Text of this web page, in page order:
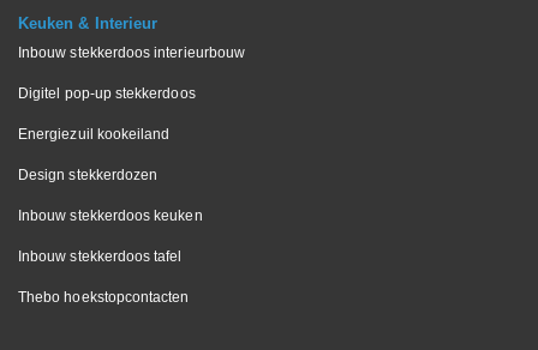
Keuken & Interieur
Inbouw stekkerdoos interieurbouw
Digitel pop-up stekkerdoos
Energiezuil kookeiland
Design stekkerdozen
Inbouw stekkerdoos keuken
Inbouw stekkerdoos tafel
Thebo hoekstopcontacten